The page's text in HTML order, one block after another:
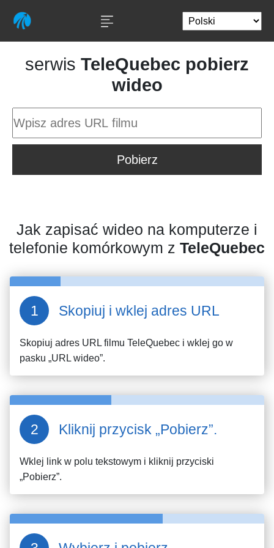
serwis TeleQuebec pobierz
wideo
Pobierz
Jak zapisać wideo na komputerze i
telefonie komórkowym z TeleQuebec
Skopiuj i wklej adres URL
Skopiuj adres URL filmu TeleQuebec i wklej go w
pasku „URL wideo”.
Kliknij przycisk „Pobierz”.
Wklej link w polu tekstowym i kliknij przyciski
„Pobierz”.